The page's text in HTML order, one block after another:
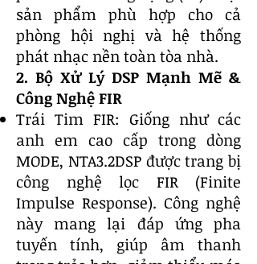
sản phẩm phù hợp cho cả
phòng hội nghị và hệ thống
phát nhạc nền toàn tòa nhà.
2. Bộ Xử Lý DSP Mạnh Mẽ &
Công Nghệ FIR
Trái Tim FIR: Giống như các
anh em cao cấp trong dòng
MODE, NTA3.2DSP được trang bị
công nghệ lọc FIR (Finite
Impulse Response). Công nghệ
này mang lại đáp ứng pha
tuyến tính, giúp âm thanh